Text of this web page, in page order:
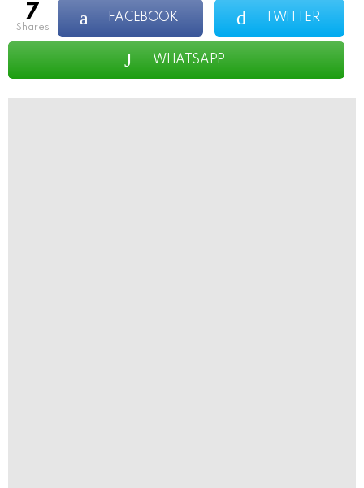
7
shares
FACEBOOK TWITTER
WHATSAPP